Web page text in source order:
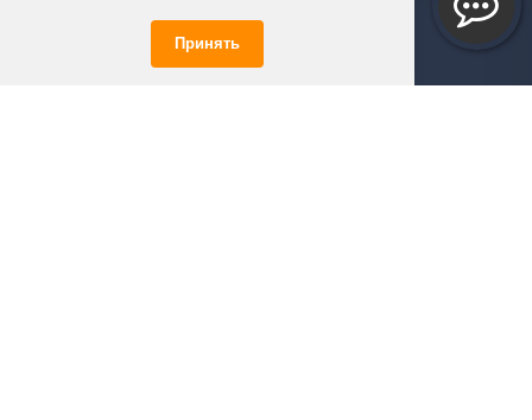
ПринятьИНФОРМАЦИЯ